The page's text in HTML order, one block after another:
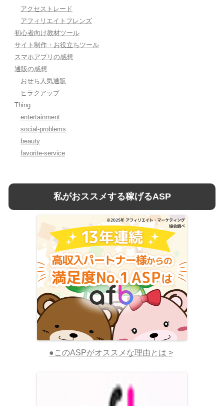
アクセストレード
アフィリエイトフレンズ
初心者向け教材ツール
サイト制作・お役立ちツール
スマホアプリの感想
通販の感想
おせち人気通販
ヒラクアップ
Thing
entertainment
social-problems
beauty
favorite-service
私がおススメする稼げるASP
●このASPがオススメな理由とは >